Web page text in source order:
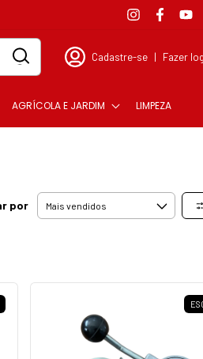
Cadastre-se | Fazer
AGRÍCOLA E JARDIM LIMPEZA
por